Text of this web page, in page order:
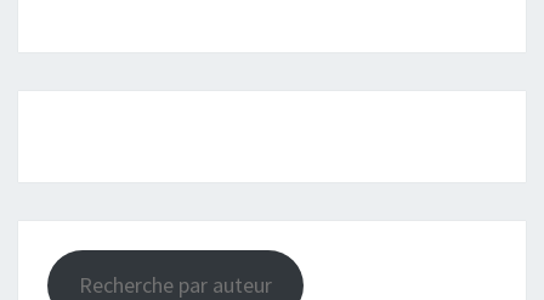
Recherche par auteur